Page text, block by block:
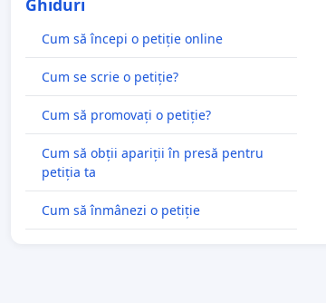
Cum să începi o petiție online
Cum se scrie o petiție?
Cum să promovați o petiție?
Cum să obții apariții în presă pentru
petiția ta
Cum să înmânezi o petiție